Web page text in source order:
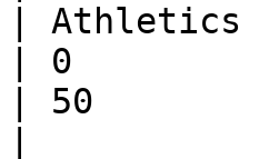
|
| 0
| 50